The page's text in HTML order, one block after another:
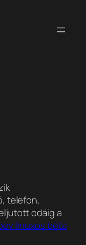
telefon,
odáig a
linuxos béta